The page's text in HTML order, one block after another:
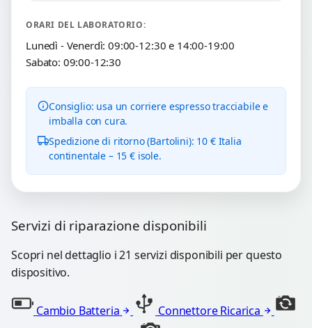
ORARI DEL LABORATORIO:
Lunedì - Venerdì: 09:00-12:30 e 14:00-19:00
Sabato: 09:00-12:30
Consiglio: usa un corriere espresso tracciabile e
imballa con cura.
Spedizione di ritorno (Bartolini): 10 € Italia
continentale – 15 € isole.
Servizi di riparazione disponibili
Scopri nel dettaglio i 21 servizi disponibili per questo
dispositivo.
Cambio Batteria
Connettore Ricarica